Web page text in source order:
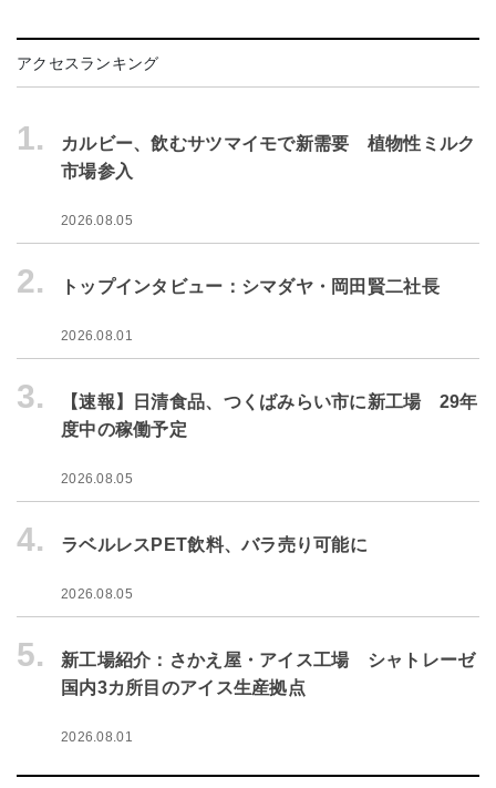
アクセスランキング
1.
カルビー、飲むサツマイモで新需要 植物性ミルク
市場参入
2026.08.05
2. トップインタビュー：シマダヤ・岡田賢二社長
2026.08.01
3.
【速報】日清食品、つくばみらい市に新工場 29年
度中の稼働予定
2026.08.05
4. ラベルレスPET飲料、バラ売り可能に
2026.08.05
5.
新工場紹介：さかえ屋・アイス工場 シャトレーゼ
国内3カ所目のアイス生産拠点
2026.08.01